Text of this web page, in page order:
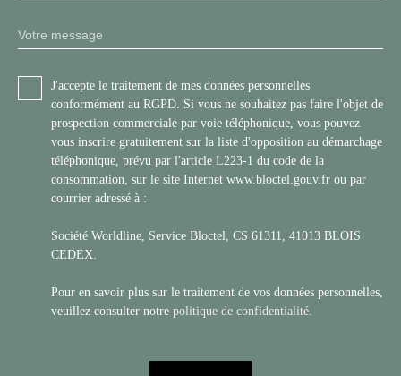
Votre message
J'accepte le traitement de mes données personnelles
conformément au RGPD. Si vous ne souhaitez pas faire l'objet de
prospection commerciale par voie téléphonique, vous pouvez
vous inscrire gratuitement sur la liste d'opposition au démarchage
téléphonique, prévu par l'article L223-1 du code de la
consommation, sur le site Internet www.bloctel.gouv.fr ou par
courrier adressé à :
Société Worldline, Service Bloctel, CS 61311, 41013 BLOIS
CEDEX.
Pour en savoir plus sur le traitement de vos données personnelles,
veuillez consulter notre politique de confidentialité